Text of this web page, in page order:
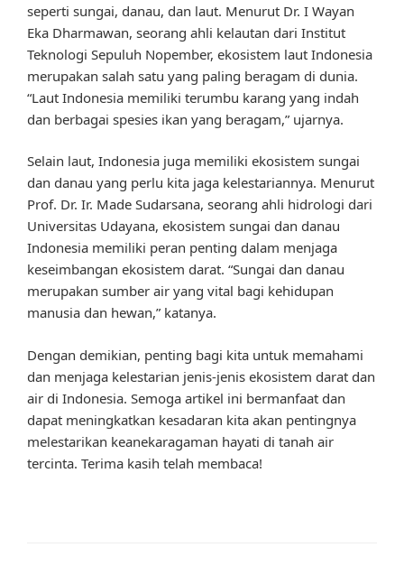
seperti sungai, danau, dan laut. Menurut Dr. I Wayan
Eka Dharmawan, seorang ahli kelautan dari Institut
Teknologi Sepuluh Nopember, ekosistem laut Indonesia
merupakan salah satu yang paling beragam di dunia.
“Laut Indonesia memiliki terumbu karang yang indah
dan berbagai spesies ikan yang beragam,” ujarnya.
Selain laut, Indonesia juga memiliki ekosistem sungai
dan danau yang perlu kita jaga kelestariannya. Menurut
Prof. Dr. Ir. Made Sudarsana, seorang ahli hidrologi dari
Universitas Udayana, ekosistem sungai dan danau
Indonesia memiliki peran penting dalam menjaga
keseimbangan ekosistem darat. “Sungai dan danau
merupakan sumber air yang vital bagi kehidupan
manusia dan hewan,” katanya.
Dengan demikian, penting bagi kita untuk memahami
dan menjaga kelestarian jenis-jenis ekosistem darat dan
air di Indonesia. Semoga artikel ini bermanfaat dan
dapat meningkatkan kesadaran kita akan pentingnya
melestarikan keanekaragaman hayati di tanah air
tercinta. Terima kasih telah membaca!